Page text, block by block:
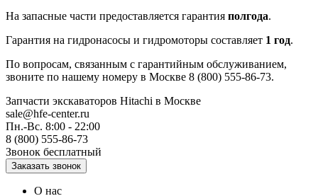
На запасные части предоставляется гарантия полгода.
Гарантия на гидронасосы и гидромоторы составляет 1 год.
По вопросам, связанным с гарантийным обслуживанием,
звоните по нашему номеру в Москве 8 (800) 555-86-73.
Запчасти экскаваторов Hitachi в Москве
sale@hfe-center.ru
Пн.-Вс. 8:00 - 22:00
8 (800) 555-86-73
Звонок бесплатный
О нас